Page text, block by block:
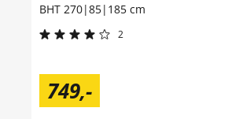
BHT 270|85|185 cm
2
749,-